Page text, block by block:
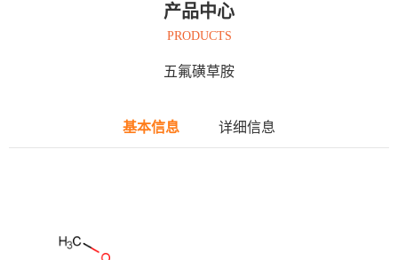
产品中心
PRODUCTS
五氟磺草胺
基本信息 详细信息